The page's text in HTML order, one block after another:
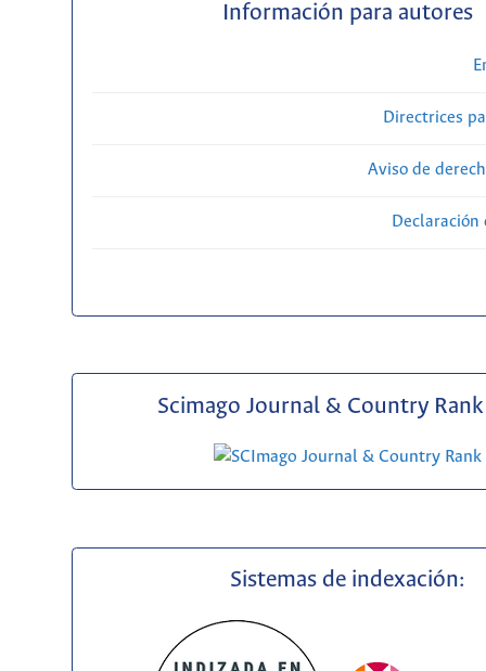
Información para autores
Directrices
Aviso de
Scimago Journal & Country Rank
Sistemas de indexación: